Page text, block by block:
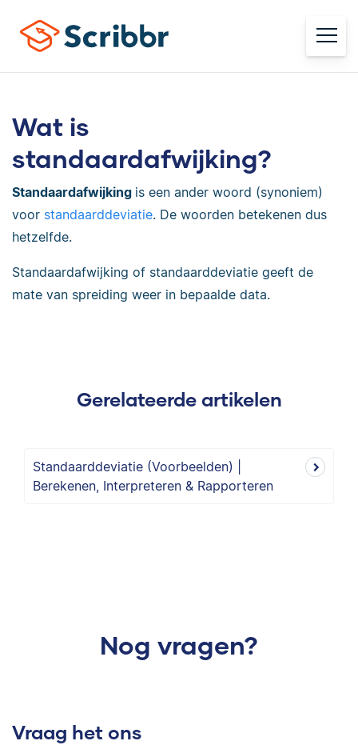
Wat is
standaardafwijking?
Standaardafwijking is een ander woord (synoniem)
voor standaarddeviatie. De woorden betekenen dus
hetzelfde.
Standaardafwijking of standaarddeviatie geeft de
mate van spreiding weer in bepaalde data.
Gerelateerde artikelen
Standaarddeviatie (Voorbeelden) |
Berekenen, Interpreteren & Rapporteren
Nog vragen?
Vraag het ons